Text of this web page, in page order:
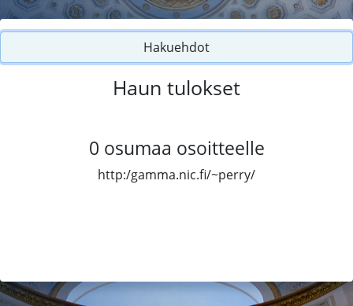
Hakuehdot
Haun tulokset
0 osumaa osoitteelle
http:/gamma.nic.fi/~perry/